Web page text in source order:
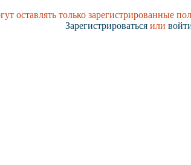
оставлять только зарегистрированные
Зарегистрироваться или